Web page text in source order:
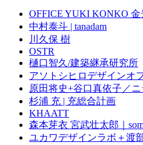
OFFICE YUKI KONKO 金
中村泰斗 | tanadam
川久保 樹
OSTR
樋口智久/建築継承研究所
アソトシヒロデザインオ
原田将史+谷口真依子／
杉浦 充 | 充総合計画
KHAATT
森本芽衣 宮武壮太郎｜
ユカワデザインラボ＋渡